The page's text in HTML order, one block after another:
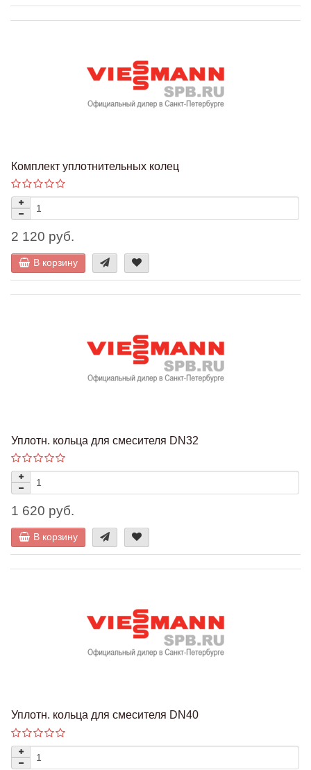
Комплект уплотнительных колец
2 120 руб.
В корзину
Уплотн. кольца для смесителя DN32
1 620 руб.
В корзину
Уплотн. кольца для смесителя DN40